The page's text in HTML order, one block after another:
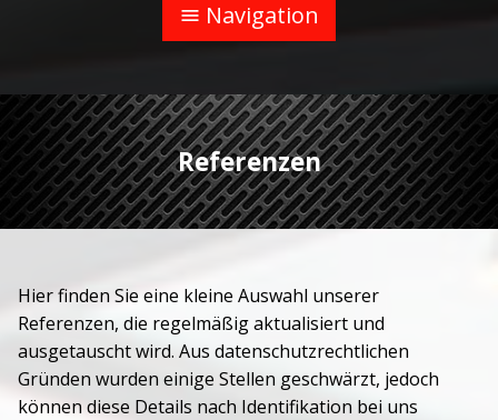
menu Navigation
Referenzen
Hier finden Sie eine kleine Auswahl unserer
Referenzen, die regelmäßig aktualisiert und
ausgetauscht wird. Aus datenschutzrechtlichen
Gründen wurden einige Stellen geschwärzt, jedoch
können diese Details nach Identifikation bei uns